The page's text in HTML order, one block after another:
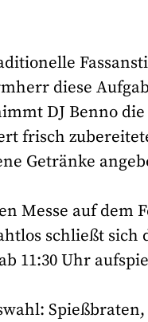
diese
DJ Benno
frisch
Getränke
Messe auf dem
schließt sich
11:30 Uhr